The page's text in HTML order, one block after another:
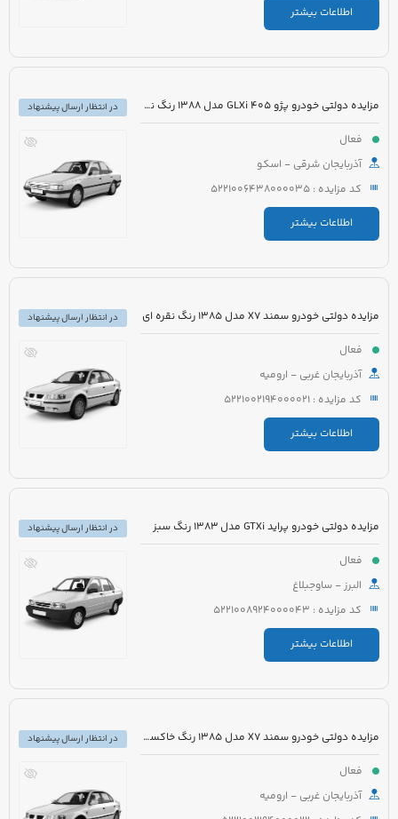
اطلاعات بیشتر
مزایده دولتی خودرو پژو 405 GLXi مدل 1388 رنگ نقره ای
فعال
آذربایجان شرقی - اسکو
کد مزایده : 5221006438000035
اطلاعات بیشتر
در انتظار ارسال پیشنهاد
مزایده دولتی خودرو سمند X7 مدل 1385 رنگ نقره ای
فعال
آذربایجان غربی - ارومیه
کد مزایده : 5221002194000021
اطلاعات بیشتر
در انتظار ارسال پیشنهاد
مزایده دولتی خودرو پراید GTXi مدل 1383 رنگ سبز
فعال
البرز - ساوجبلاغ
کد مزایده : 5221008924000043
اطلاعات بیشتر
در انتظار ارسال پیشنهاد
مزایده دولتی خودرو سمند X7 مدل 1385 رنگ خاکستری
فعال
آذربایجان غربی - ارومیه
در انتظار ارسال پیشنهاد